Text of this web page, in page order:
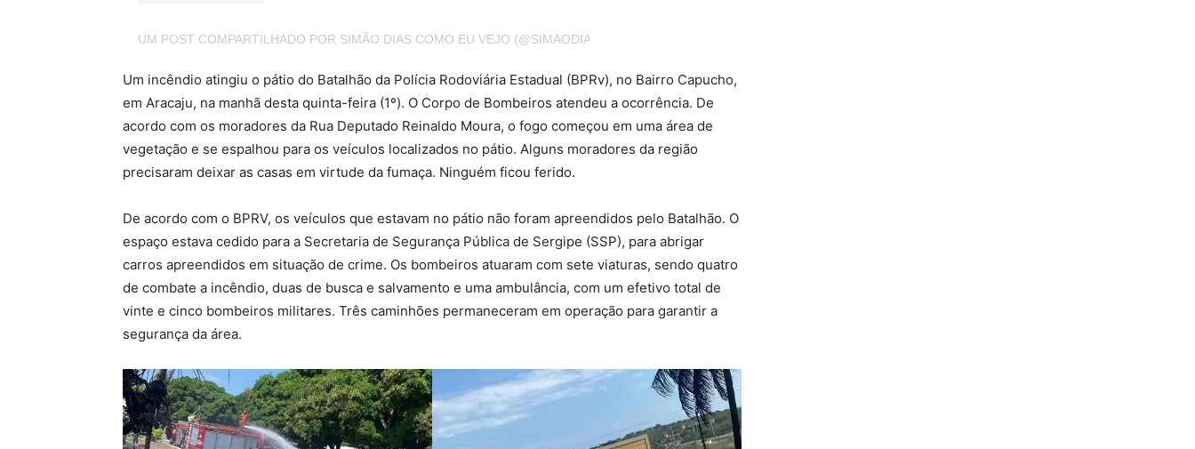
UM POST COMPARTILHADO POR SIMÃO DIAS COMO EU VEJO (@SIMAODIASCOMOEUVEJO.SDCEV)
Um incêndio atingiu o pátio do Batalhão da Polícia Rodoviária Estadual (BPRv), no Bairro Capucho,
em Aracaju, na manhã desta quinta-feira (1º). O Corpo de Bombeiros atendeu a ocorrência. De
acordo com os moradores da Rua Deputado Reinaldo Moura, o fogo começou em uma área de
vegetação e se espalhou para os veículos localizados no pátio. Alguns moradores da região
precisaram deixar as casas em virtude da fumaça. Ninguém ficou ferido.
De acordo com o BPRV, os veículos que estavam no pátio não foram apreendidos pelo Batalhão. O
espaço estava cedido para a Secretaria de Segurança Pública de Sergipe (SSP), para abrigar
carros apreendidos em situação de crime. Os bombeiros atuaram com sete viaturas, sendo quatro
de combate a incêndio, duas de busca e salvamento e uma ambulância, com um efetivo total de
vinte e cinco bombeiros militares. Três caminhões permaneceram em operação para garantir a
segurança da área.